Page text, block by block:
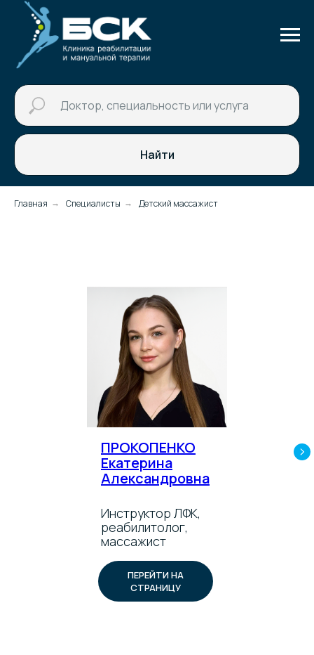
Найти
Главная → Специалисты → Детский массажист
ПРОКОПЕНКО
Екатерина
Александровна
Инструктор ЛФК,
реабилитолог,
массажист
ПЕРЕЙТИ НА
СТРАНИЦУ